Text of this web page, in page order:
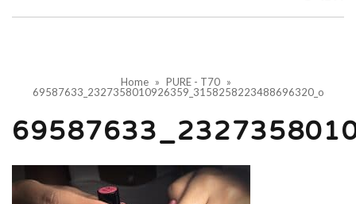
Home » PURE - T70 »
69587633_2327358010926359_3158258223488696320_o